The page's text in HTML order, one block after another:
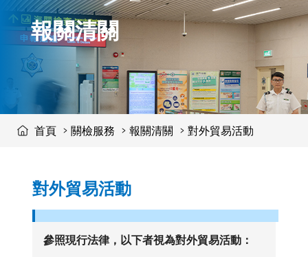
報關清關
首頁 關檢服務 報關清關 對外貿易活動
對外貿易活動
參照現行法律，以下者視為對外貿易活動：